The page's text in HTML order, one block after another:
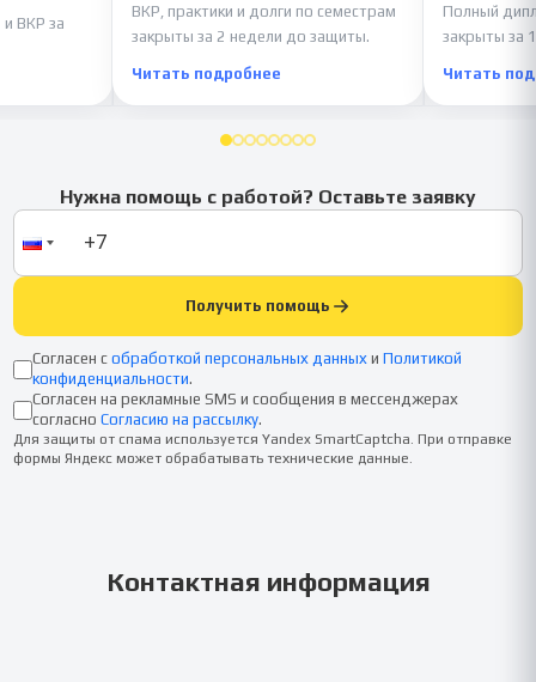
и ВКР за
ВКР, практики и долги по семестрам
закрыты за 2 недели до защиты.
Читать подробнее
Полный
закрыты за
Читать
Нужна помощь с работой? Оставьте заявку
Получить помощь
Согласен с обработкой персональных данных и Политикой
конфиденциальности.
Согласен на рекламные SMS и сообщения в мессенджерах
согласно Согласию на рассылку.
Для защиты от спама используется Yandex SmartCaptcha. При отправке
формы Яндекс может обрабатывать технические данные.
Контактная информация